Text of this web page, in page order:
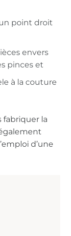
point droit
envers
pinces et
à la couture
fabriquer la
d’une